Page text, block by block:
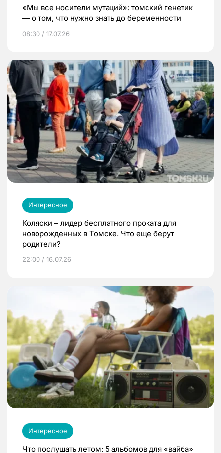
«Мы все носители мутаций»: томский генетик
— о том, что нужно знать до беременности
08:30 / 17.07.26
Интересное
Коляски – лидер бесплатного проката для
новорожденных в Томске. Что еще берут
родители?
22:00 / 16.07.26
Интересное
Что послушать летом: 5 альбомов для «вайба»